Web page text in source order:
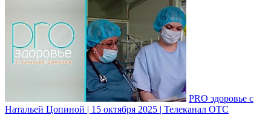
PRO здоровье с
Натальей Цопиной | 15 октября 2025 | Телеканал ОТС